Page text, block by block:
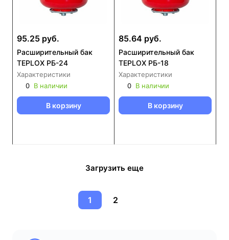
95.25 руб.
Расширительный бак
TEPLOX РБ-24
Характеристики
0 В наличии
В корзину
85.64 руб.
Расширительный бак
TEPLOX РБ-18
Характеристики
0 В наличии
В корзину
Загрузить еще
1 2